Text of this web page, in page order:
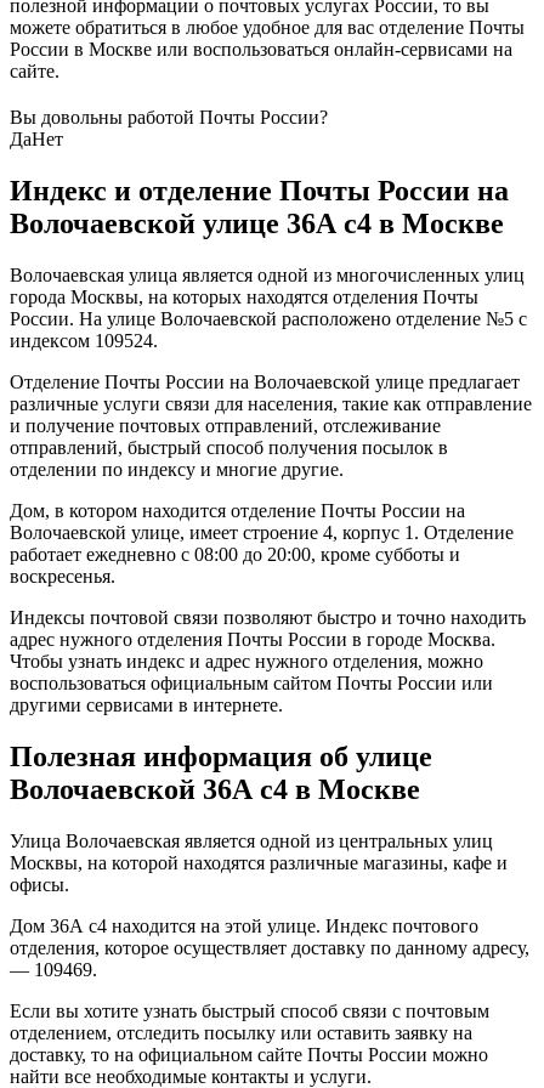
полезной информации о почтовых услугах России, то вы
можете обратиться в любое удобное для вас отделение Почты
России в Москве или воспользоваться онлайн-сервисами на
сайте.
Вы довольны работой Почты России?
ДаНет
Индекс и отделение Почты России на
Волочаевской улице 36А с4 в Москве
Волочаевская улица является одной из многочисленных улиц
города Москвы, на которых находятся отделения Почты
России. На улице Волочаевской расположено отделение №5 с
индексом 109524.
Отделение Почты России на Волочаевской улице предлагает
различные услуги связи для населения, такие как отправление
и получение почтовых отправлений, отслеживание
отправлений, быстрый способ получения посылок в
отделении по индексу и многие другие.
Дом, в котором находится отделение Почты России на
Волочаевской улице, имеет строение 4, корпус 1. Отделение
работает ежедневно с 08:00 до 20:00, кроме субботы и
воскресенья.
Индексы почтовой связи позволяют быстро и точно находить
адрес нужного отделения Почты России в городе Москва.
Чтобы узнать индекс и адрес нужного отделения, можно
воспользоваться официальным сайтом Почты России или
другими сервисами в интернете.
Полезная информация об улице
Волочаевской 36А с4 в Москве
Улица Волочаевская является одной из центральных улиц
Москвы, на которой находятся различные магазины, кафе и
офисы.
Дом 36А с4 находится на этой улице. Индекс почтового
отделения, которое осуществляет доставку по данному адресу,
— 109469.
Если вы хотите узнать быстрый способ связи с почтовым
отделением, отследить посылку или оставить заявку на
доставку, то на официальном сайте Почты России можно
найти все необходимые контакты и услуги.